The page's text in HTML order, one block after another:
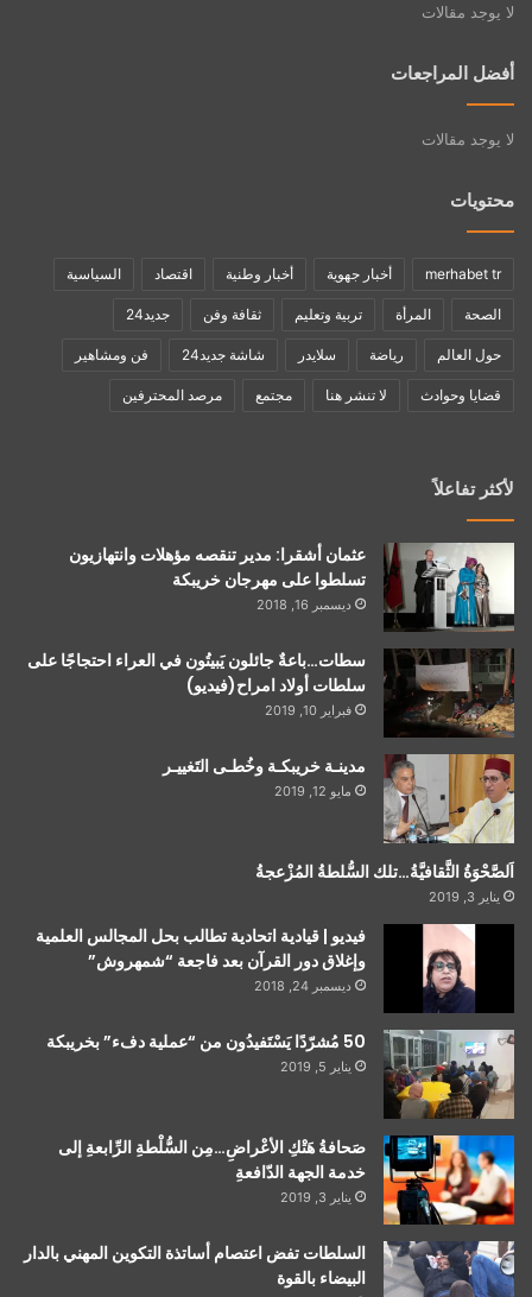
لا يوجد مقالات
أفضل المراجعات
لا يوجد مقالات
محتويات
merhabet tr أخبار جهوية أخبار وطنية اقتصاد السياسية
الصحة المرأة تربية وتعليم ثقافة وفن جديد24
حول العالم رياضة سلايدر شاشة جديد24 فن ومشاهير
قضايا وحوادث لا تنشر هنا مجتمع مرصد المحترفين
لأكثر تفاعلاً
عثمان أشقرا: مدير تنقصه مؤهلات وانتهازيون
تسلطوا على مهرجان خريبكة
ديسمبر 16, 2018
سطات…باعةٌ جائلون يَبيتُون في العراء احتجاجًا على
سلطات أولاد امراح(فيديو)
فبراير 10, 2019
مدينـة خريبكـة وخُطـى التَغييـر
مايو 12, 2019
اَلصَّحْوَةُ الثَّقافيَّةُ…تلك السُّلطةُ المُزْعجةُ
يناير 3, 2019
فيديو | قيادية اتحادية تطالب بحل المجالس العلمية
وإغلاق دور القرآن بعد فاجعة “شمهروش”
ديسمبر 24, 2018
50 مُشرّدًا يَسْتَفيدُون من “عملية دفء” بخريبكة
يناير 5, 2019
صَحافةُ هَتْكِ الأعْراضِ…مِن السُّلْطةِ الرِّابعةِ إلى
خدمة الجهة الدّافعةِ
يناير 3, 2019
السلطات تفض اعتصام أساتذة التكوين المهني بالدار
البيضاء بالقوة